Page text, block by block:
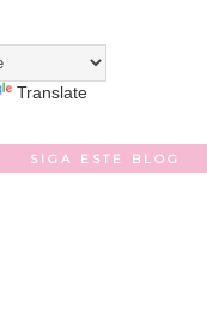
Translate
SIGA ESTE BLOG